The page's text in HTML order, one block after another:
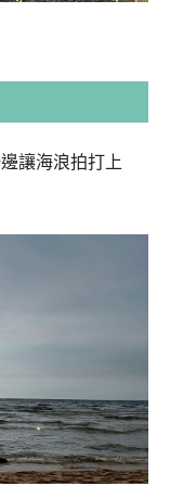
讓海浪拍打上